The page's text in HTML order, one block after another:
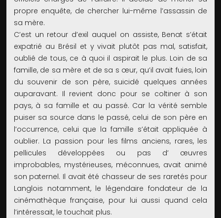
propre enquête, de chercher lui-même l’assassin de
sa mère.
C’est un retour d’exil auquel on assiste, Benat s’était
expatrié au Brésil et y vivait plutôt pas mal, satisfait,
oublié de tous, ce à quoi il aspirait le plus. Loin de sa
famille, de sa mère et de sa s œur, qu’il avait fuies, loin
du souvenir de son père, suicidé quelques années
auparavant. Il revient donc pour se coltiner à son
pays, à sa famille et au passé. Car la vérité semble
puiser sa source dans le passé, celui de son père en
l’occurrence, celui que la famille s’était appliquée à
oublier. La passion pour les films anciens, rares, les
pellicules développées ou pas d’ œuvres
improbables, mystérieuses, méconnues, avait animé
son paternel. Il avait été chasseur de ses raretés pour
Langlois notamment, le légendaire fondateur de la
cinémathèque française, pour lui aussi quand cela
l’intéressait, le touchait plus.